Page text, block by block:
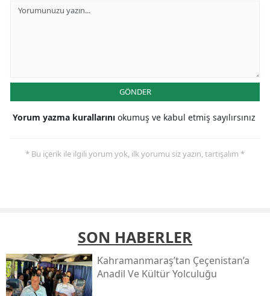
GÖNDER
Yorum yazma kurallarını okumuş ve kabul etmiş sayılırsınız
* Bu içerik ile ilgili yorum yok, ilk yorumu siz yazın, tartışalım *
SON HABERLER
Kahramanmaraş’tan Çeçenistan’a
Anadil Ve Kültür Yolculuğu